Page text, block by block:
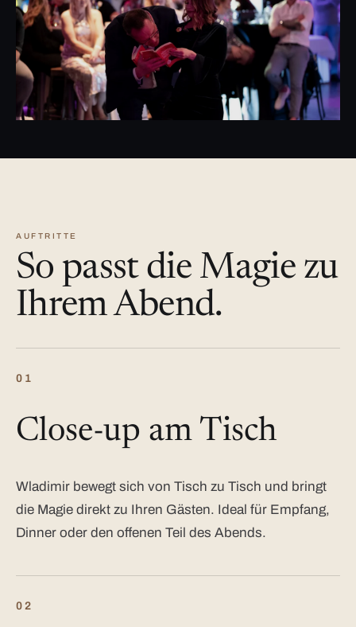
AUFTRITTE
So passt die Magie zu
Ihrem Abend.
01
Close-up am Tisch
Wladimir bewegt sich von Tisch zu Tisch und bringt
die Magie direkt zu Ihren Gästen. Ideal für Empfang,
Dinner oder den offenen Teil des Abends.
02